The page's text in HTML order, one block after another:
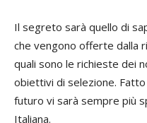
Il segreto sarà quello di
che vengono offerte dalla
quali sono le richieste dei
obiettivi di selezione.
futuro vi sarà sempre più
Italiana.